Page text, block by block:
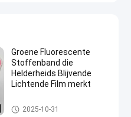
Groene Fluorescente
Stoffenband die
Helderheids Blijvende
Lichtende Film merkt
Heat Transfer Vinyl
2025-10-31